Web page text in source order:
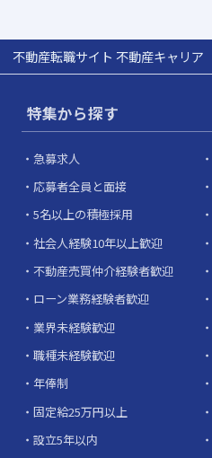
不動産転職サイト 不動産キャリア
特集から探す
急募求人
応募者全員と面接
5名以上の積極採用
社会人経験10年以上歓迎
不動産売買仲介経験者歓迎
ローン業務経験者歓迎
業界未経験歓迎
職種未経験歓迎
年俸制
固定給25万円以上
設立5年以内